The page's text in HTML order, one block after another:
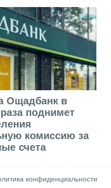
Ощадбанк в
поднимет
комиссию за
счета
конфиденциальности